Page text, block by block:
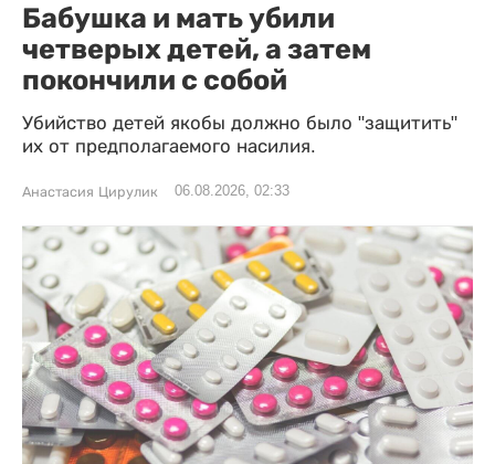
Бабушка и мать убили
четверых детей, а затем
покончили с собой
Убийство детей якобы должно было "защитить"
их от предполагаемого насилия.
Анастасия Цирулик 06.08.2026, 02:33